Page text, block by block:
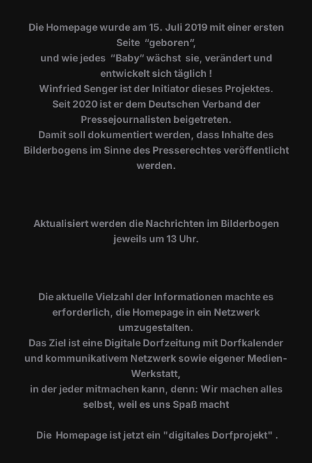
Die Homepage wurde am 15. Juli 2019 mit einer ersten
Seite “geboren”,
und wie jedes “Baby” wächst sie, verändert und
entwickelt sich täglich !
Winfried Senger ist der Initiator dieses Projektes.
Seit 2020 ist er dem Deutschen Verband der
Pressejournalisten beigetreten.
Damit soll dokumentiert werden, dass Inhalte des
Bilderbogens im Sinne des Presserechtes veröffentlicht
werden.
​Aktualisiert werden die Nachrichten im Bilderbogen
jeweils um 13 Uhr.
Die aktuelle Vielzahl der Informationen machte es
erforderlich, die Homepage in ein Netzwerk
umzugestalten.
Das Ziel ist eine Digitale Dorfzeitung mit Dorfkalender
und kommunikativem Netzwerk sowie eigener Medien-
Werkstatt,
in der jeder mitmachen kann, denn: Wir machen alles
selbst, weil es uns Spaß macht
Die Homepage ist jetzt ein "digitales Dorfprojekt" .